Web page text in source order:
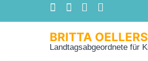
BRITTA OELLERS
Landtagsabgeordnete für